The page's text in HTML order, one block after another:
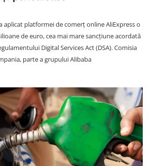
aplicat platformei de comerț online AliExpress o
de euro, cea mai mare sancțiune acordată
Digital Services Act (DSA). Comisia
parte a grupului Alibaba